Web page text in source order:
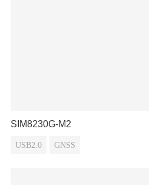
SIM8230G-M2
USB2.0 GNSS